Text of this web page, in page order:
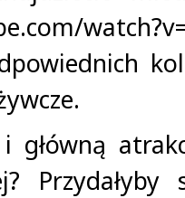
główną
Przydałyby